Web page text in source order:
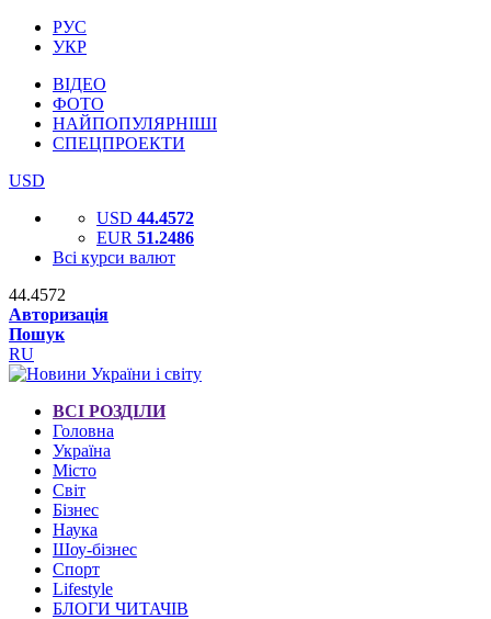
РУС
УКР
ВІДЕО
ФОТО
НАЙПОПУЛЯРНІШІ
СПЕЦПРОЕКТИ
USD
USD 44.4572
EUR 51.2486
Всі курси валют
44.4572
Авторизація
Пошук
RU
ВСІ РОЗДІЛИ
Головна
Україна
Місто
Світ
Бізнес
Наука
Шоу-бізнес
Спорт
Lifestyle
БЛОГИ ЧИТАЧІВ